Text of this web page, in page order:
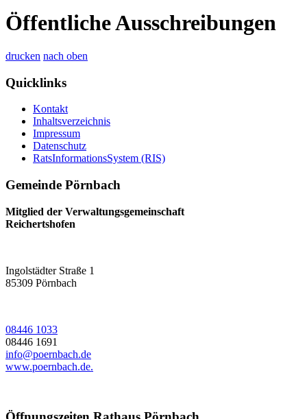
Öffentliche Ausschreibungen
drucken nach oben
Quicklinks
Kontakt
Inhaltsverzeichnis
Impressum
Datenschutz
RatsInformationsSystem (RIS)
Gemeinde Pörnbach
Mitglied der Verwaltungsgemeinschaft
Reichertshofen
Ingolstädter Straße 1
85309 Pörnbach
08446 1033
08446 1691
info@poernbach.de
www.poernbach.de.